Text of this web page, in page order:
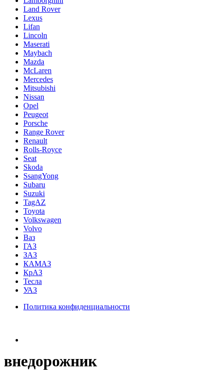
Land Rover
Lexus
Lifan
Lincoln
Maserati
Maybach
Mazda
McLaren
Mercedes
Mitsubishi
Nissan
Opel
Peugeot
Porsche
Range Rover
Renault
Rolls-Royce
Seat
Skoda
SsangYong
Subaru
Suzuki
TagAZ
Toyota
Volkswagen
Volvo
Ваз
ГАЗ
ЗАЗ
КАМАЗ
КрАЗ
Тесла
УАЗ
Политика конфиденциальности
внедорожник